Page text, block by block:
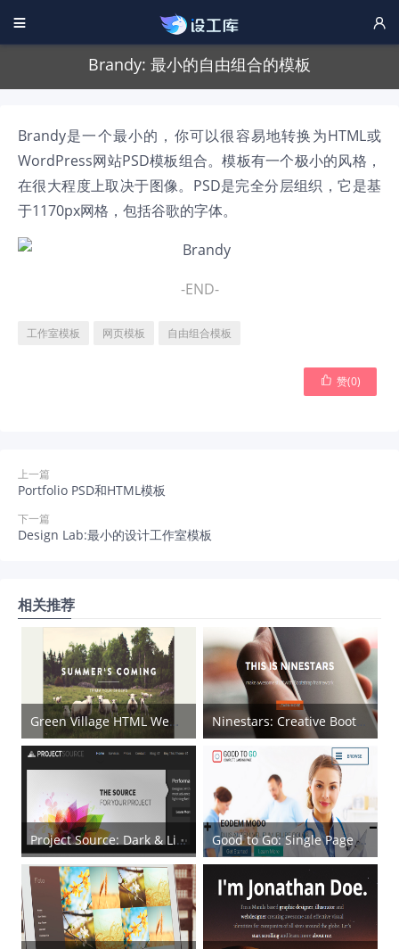
 
Brandy: 最小的自由组合的模板
Brandy是一个最小的，你可以很容易地转换为HTML或
WordPress网站PSD模板组合。模板有一个极小的风格，
在很大程度上取决于图像。PSD是完全分层组织，它是基
于1170px网格，包括谷歌的字体。
-END-
工作室模板 网页模板 自由组合模板
 赞(0)
上一篇
Portfolio PSD和HTML模板
下一篇
Design Lab:最小的设计工作室模板
相关推荐
Green Village HTML Web Template
Project Source: Dark & Light Responsive HTML5 Template Good to Go: Single Page HTML Medical Web Template